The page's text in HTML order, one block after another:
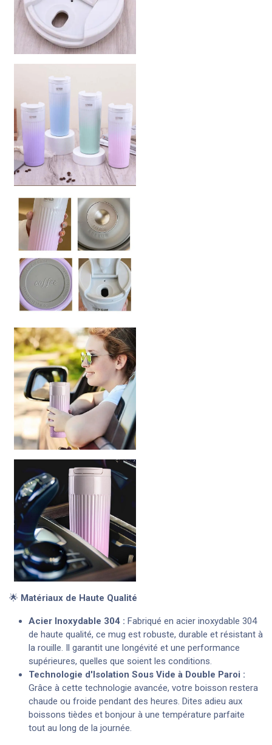
🌟 Matériaux de Haute Qualité
Acier Inoxydable 304 : Fabriqué en acier inoxydable 304
de haute qualité, ce mug est robuste, durable et résistant à
la rouille. Il garantit une longévité et une performance
supérieures, quelles que soient les conditions.
Technologie d'Isolation Sous Vide à Double Paroi :
Grâce à cette technologie avancée, votre boisson restera
chaude ou froide pendant des heures. Dites adieu aux
boissons tièdes et bonjour à une température parfaite
tout au long de la journée.